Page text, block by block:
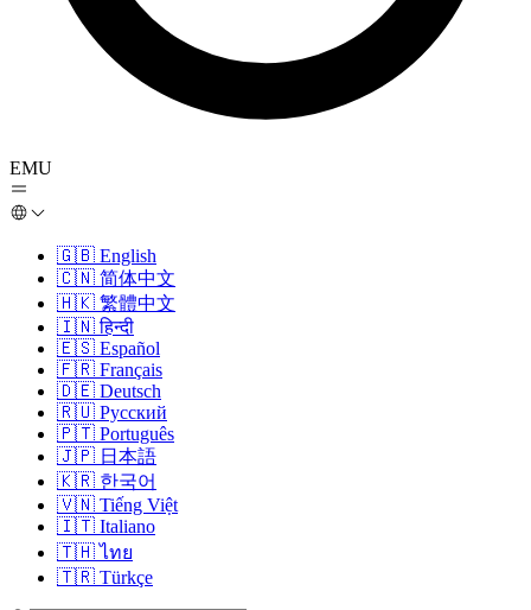
EMU
🇬🇧 English
🇨🇳 简体中文
🇭🇰 繁體中文
🇮🇳 हिन्दी
🇪🇸 Español
🇫🇷 Français
🇩🇪 Deutsch
🇷🇺 Русский
🇵🇹 Português
🇯🇵 日本語
🇰🇷 한국어
🇻🇳 Tiếng Việt
🇮🇹 Italiano
🇹🇭 ไทย
🇹🇷 Türkçe